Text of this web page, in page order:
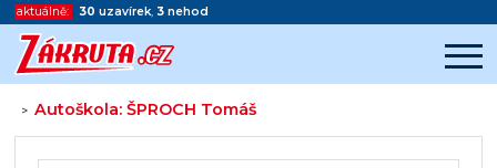
aktuálně: 30 uzavírek, 3 nehod
>Autoškola: ŠPROCH Tomáš
Začátek reklamy
Konec reklamy